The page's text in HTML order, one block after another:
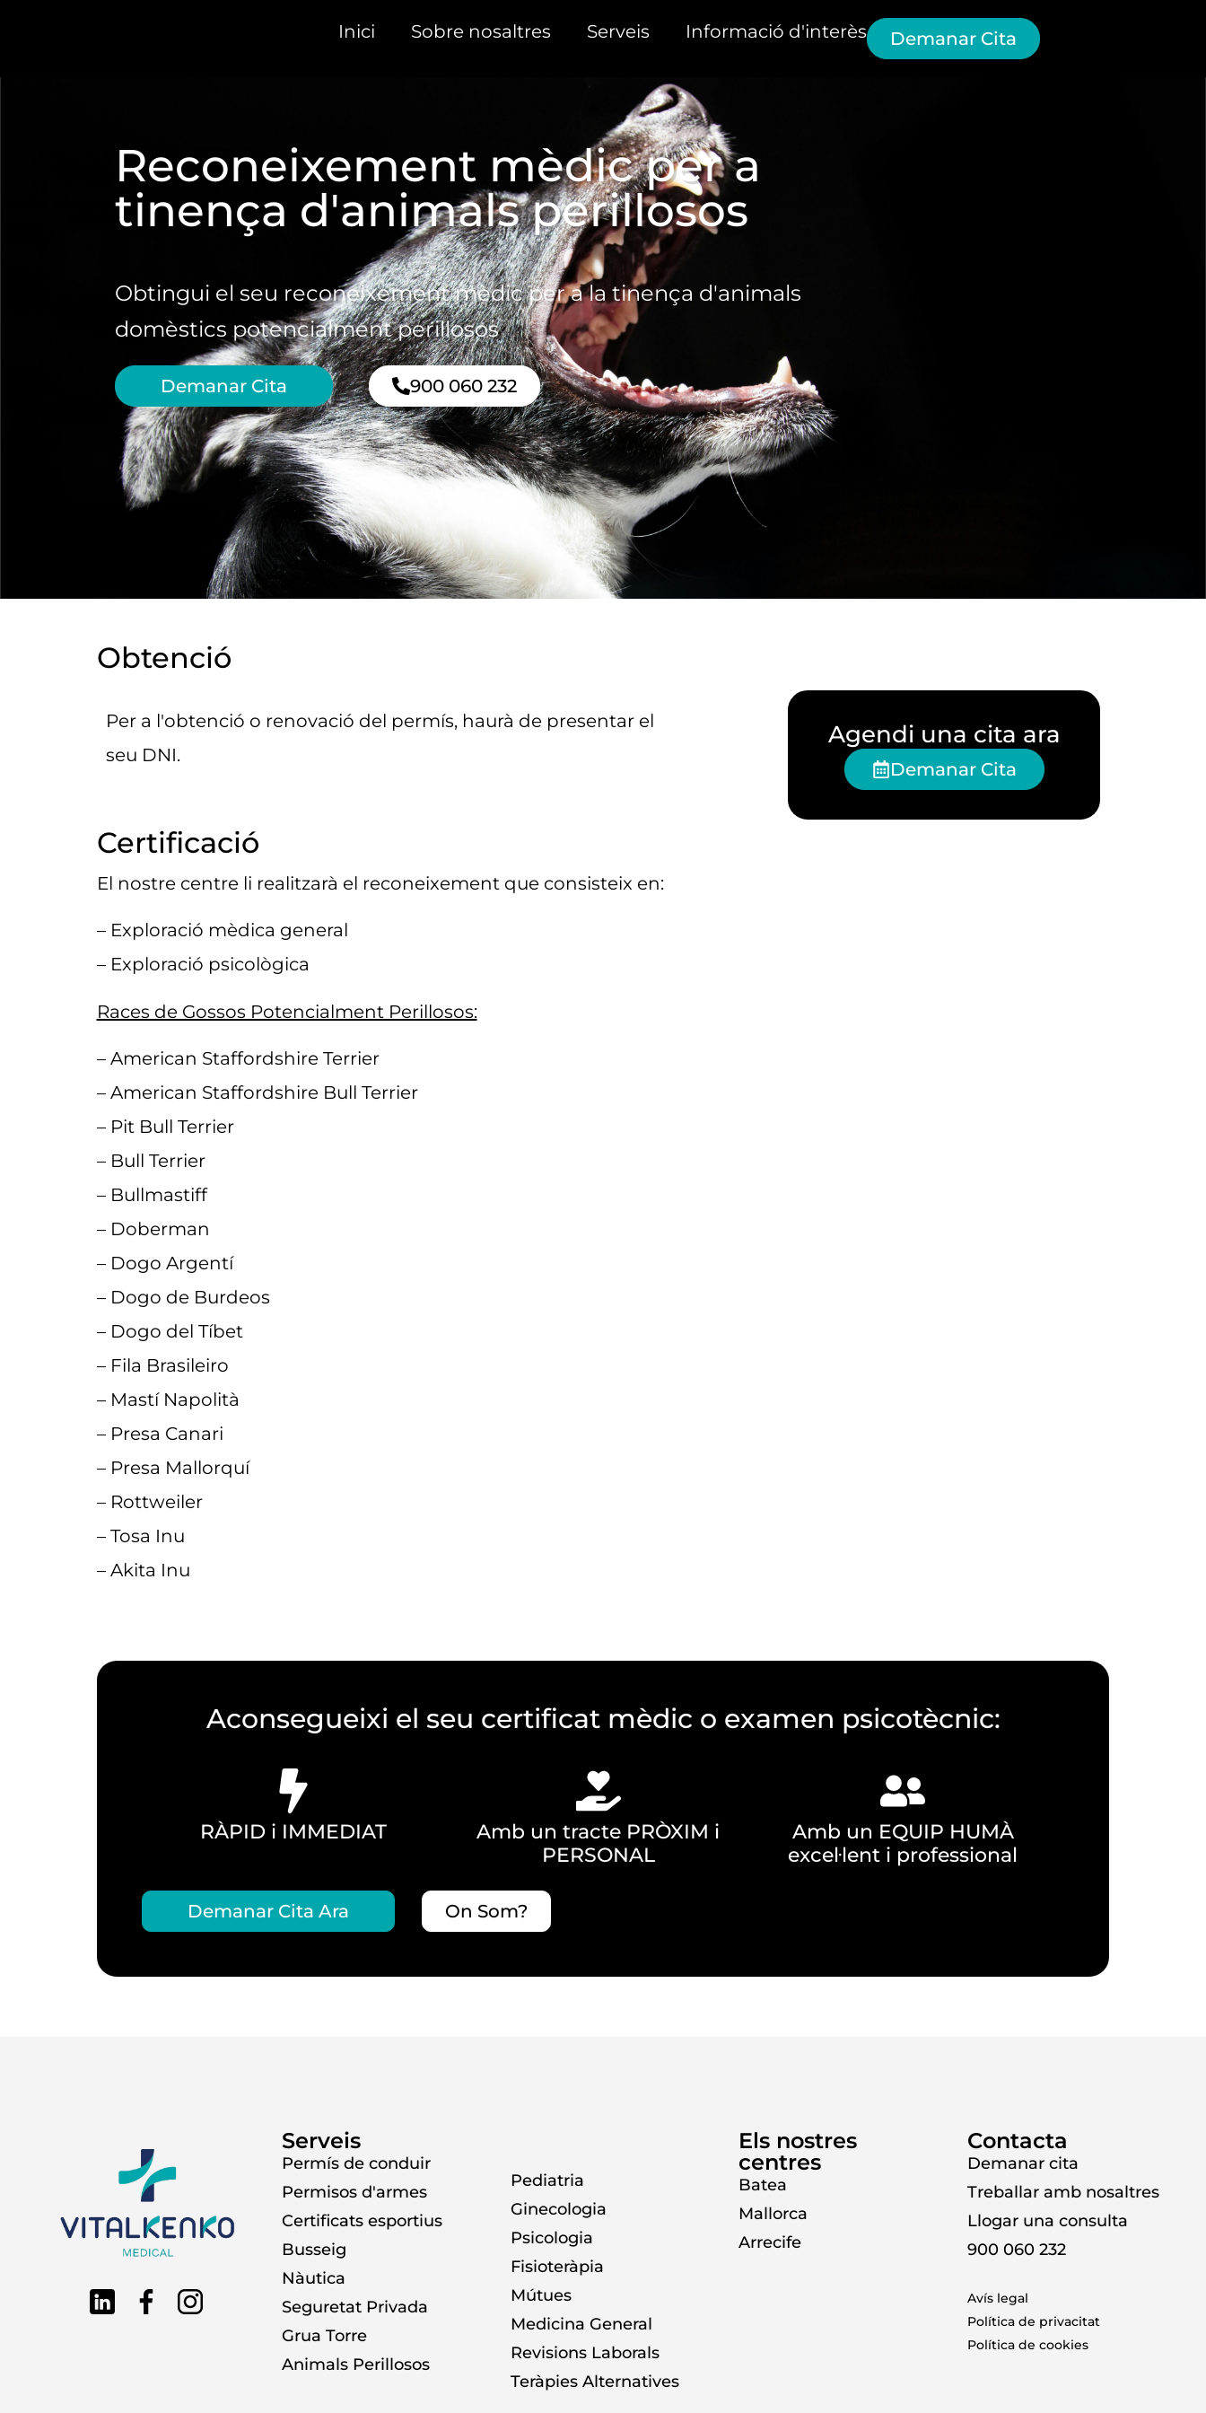
Inici Sobre nosaltres Serveis Informació d'interès Demanar Cita
Reconeixement mèdic per a
tinença d'animals perillosos
Obtingui el seu reconeixement mèdic per a la tinença d'animals
domèstics potencialment perillosos
Demanar Cita 900 060 232
Obtenció
Per a l'obtenció o renovació del permís, haurà de presentar el
seu DNI.
Agendi una cita ara
Demanar Cita
Certificació
El nostre centre li realitzarà el reconeixement que consisteix en:
– Exploració mèdica general
– Exploració psicològica
Races de Gossos Potencialment Perillosos:
– American Staffordshire Terrier
– American Staffordshire Bull Terrier
– Pit Bull Terrier
– Bull Terrier
– Bullmastiff
– Doberman
– Dogo Argentí
– Dogo de Burdeos
– Dogo del Tíbet
– Fila Brasileiro
– Mastí Napolità
– Presa Canari
– Presa Mallorquí
– Rottweiler
– Tosa Inu
– Akita Inu
Aconsegueixi el seu certificat mèdic o examen psicotècnic:
RÀPID i IMMEDIAT
Amb un tracte PRÒXIM i
PERSONAL
Amb un EQUIP HUMÀ
excel·lent i professional
Demanar Cita Ara On Som?
Serveis
Permís de conduir
Permisos d'armes
Certificats esportius
Busseig
Nàutica
Seguretat Privada
Grua Torre
Animals Perillosos
Pediatria
Ginecologia
Psicologia
Fisioteràpia
Mútues
Medicina General
Revisions Laborals
Teràpies Alternatives
Els nostres
centres
Batea
Mallorca
Arrecife
Contacta
Demanar cita
Treballar amb nosaltres
Llogar una consulta
900 060 232
Avís legal
Política de privacitat
Política de cookies